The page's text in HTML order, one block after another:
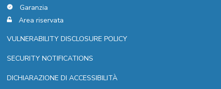
Garanzia
Area riservata
VULNERABILITY DISCLOSURE POLICY
SECURITY NOTIFICATIONS
DICHIARAZIONE DI ACCESSIBILITÀ